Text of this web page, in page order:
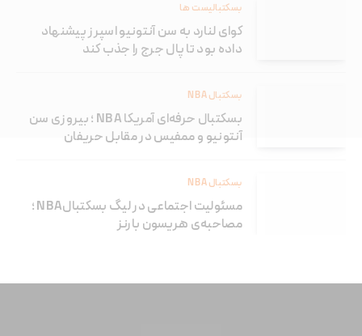
بسکتبالیست ها
کوای لنارد به سن آنتونیو اسپرز پیشنهاد
داده بود تا پال جرج را جذب کند
بسکتبال NBA
بسکتبال حرفه‌ای آمریکا NBA ؛ بیروزی سن
آنتونیو و ممفیس در مقابل حریفان
بسکتبال NBA
مسئولیت اجتماعی در لیگ بسکتبالNBA ؛
مصاحبه‌ی هریسون بارنز